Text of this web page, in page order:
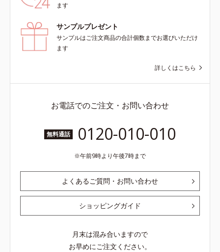
ます
サンプルプレゼント
サンプルはご注文商品の合計個数までお選びいただけ
ます
詳しくはこちら
お電話でのご注文・お問い合わせ
無料通話 0120-010-010
午前9時より午後7時まで
よくあるご質問・お問い合わせ
ショッピングガイド
月末は混み合いますので
お早めにご注文ください。